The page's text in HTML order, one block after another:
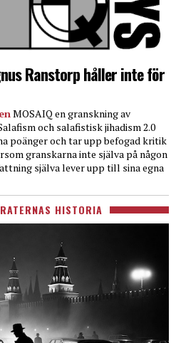
Ranstorp håller inte för
MOSAIQ en granskning av
och salafistisk jihadism 2.0
poänger och tar upp befogad kritik
granskarna inte själva på någon
själva lever upp till sina egna
HISTORIA